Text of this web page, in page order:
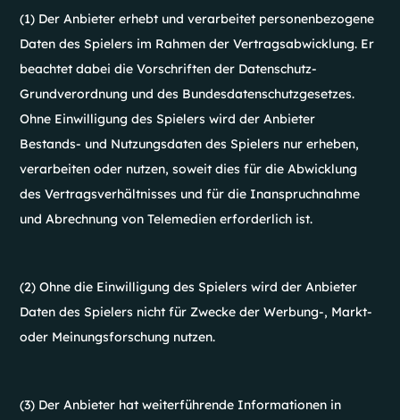
(1) Der Anbieter erhebt und verarbeitet personenbezogene
Daten des Spielers im Rahmen der Vertragsabwicklung. Er
beachtet dabei die Vorschriften der Datenschutz-
Grundverordnung und des Bundesdatenschutzgesetzes.
Ohne Einwilligung des Spielers wird der Anbieter
Bestands- und Nutzungsdaten des Spielers nur erheben,
verarbeiten oder nutzen, soweit dies für die Abwicklung
des Vertragsverhältnisses und für die Inanspruchnahme
und Abrechnung von Telemedien erforderlich ist.
(2) Ohne die Einwilligung des Spielers wird der Anbieter
Daten des Spielers nicht für Zwecke der Werbung-, Markt-
oder Meinungsforschung nutzen.
(3) Der Anbieter hat weiterführende Informationen in